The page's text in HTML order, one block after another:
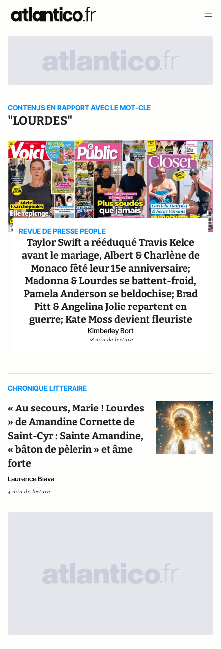
CONTENUS EN RAPPORT AVEC LE MOT-CLE
"LOURDES"
REVUE DE PRESSE PEOPLE
Taylor Swift a rééduqué Travis Kelce
avant le mariage, Albert & Charlène de
Monaco fêté leur 15e anniversaire;
Madonna & Lourdes se battent-froid,
Pamela Anderson se beldochise; Brad
Pitt & Angelina Jolie repartent en
guerre; Kate Moss devient fleuriste
Kimberley Bort
18 min de lecture
CHRONIQUE LITTERAIRE
« Au secours, Marie ! Lourdes
» de Amandine Cornette de
Saint-Cyr : Sainte Amandine,
« bâton de pèlerin » et âme
forte
Laurence Biava
4 min de lecture